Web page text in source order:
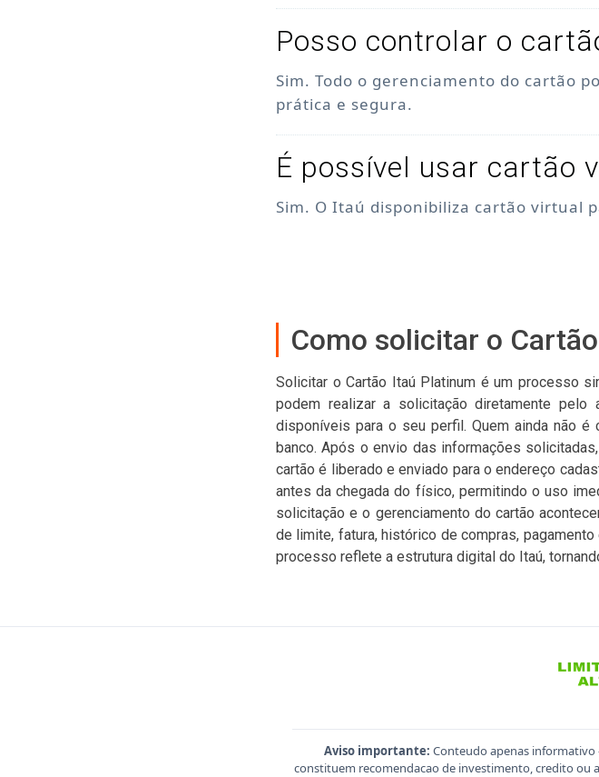
Posso controlar o
Sim. Todo o gerenciamento do cartão
prática e segura.
É possível usar cartão
Sim. O Itaú disponibiliza cartão virtual
Como solicitar o
Solicitar o Cartão Itaú Platinum é um processo
podem realizar a solicitação diretamente pelo
disponíveis para o seu perfil. Quem ainda não
banco. Após o envio das informações
cartão é liberado e enviado para o endereço
antes da chegada do físico, permitindo o uso
solicitação e o gerenciamento do cartão
de limite, fatura, histórico de compras,
processo reflete a estrutura digital do Itaú,
Aviso importante: Conteudo apenas informativo
constituem recomendacao de investimento, credito ou